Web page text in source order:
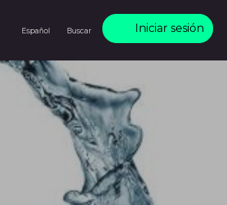
Español Buscar Iniciar sesión